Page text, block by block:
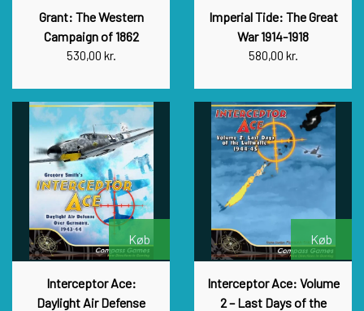
Grant: The Western
Campaign of 1862
530,00 kr.
Imperial Tide: The Great
War 1914-1918
580,00 kr.
Køb
Interceptor Ace:
Daylight Air Defense
Køb
Interceptor Ace: Volume
2 – Last Days of the